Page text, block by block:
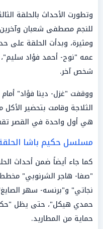
وتطورت الأحداث بالحلقة
للنجم مصطفى شعبان
ومثيرة، وبدأت الحلقة
عمه "نوح- أحمد فؤاد
شخص آخر.
ووقفت "غزل- دينا فؤاد"
الثلاجة وقامت بتحضير الأكل
هي أول واحدة في القصر
مسلسل حكيم باشا الحلقة
كما جاء أيضاً ضمن أحداث
"صفا- هاجر الشرنوبي"
نجاتي" و"برنسه- سهر
حمدي هيكل"، حتى يظل
حماية من المطاريد.